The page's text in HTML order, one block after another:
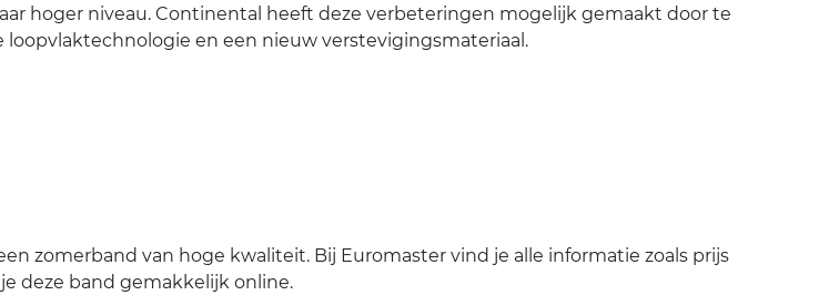
hoger niveau. Continental heeft deze verbeteringen mogelijk gemaakt door te
en een nieuw verstevigingsmateriaal.
zomerband van hoge kwaliteit. Bij Euromaster vind je alle informatie zoals prijs
deze band gemakkelijk online.